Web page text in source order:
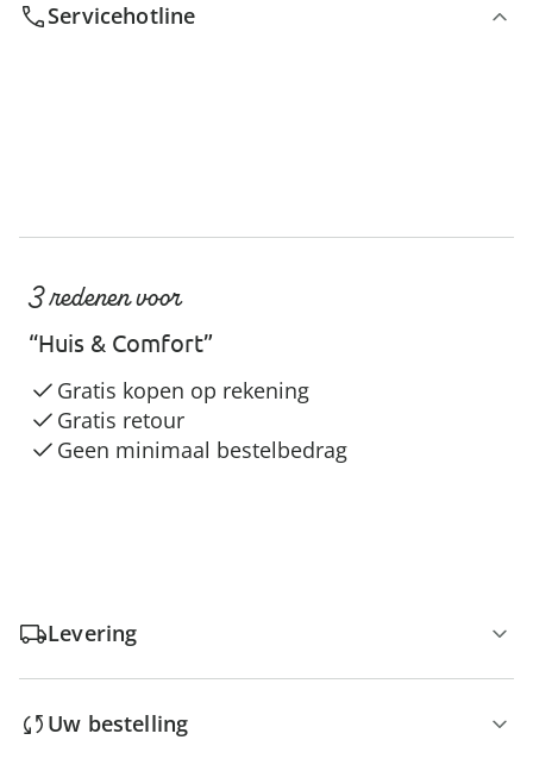
Servicehotline
3 redenen voor
“Huis & Comfort”
Gratis kopen op rekening
Gratis retour
Geen minimaal bestelbedrag
Levering
Uw bestelling